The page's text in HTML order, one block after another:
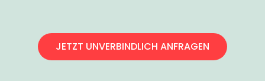
JETZT UNVERBINDLICH ANFRAGEN